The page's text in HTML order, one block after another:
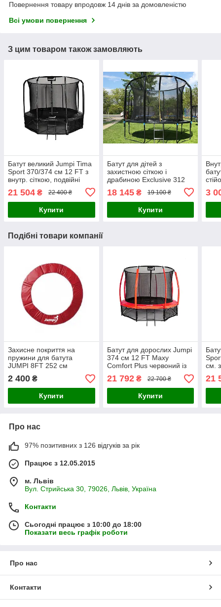
Повернення товару впродовж 14 днів за домовленістю
Всі умови повернення
З цим товаром також замовляють
Батут великий Jumpi Tima
Sport 370/374 см 12 FT з
внутр. сіткою, подвійні
21 504 ₴ 22 400 ₴
Купити
Батут для дітей з
захистною сіткою і
драбиною Exclusive 312
18 145₴ 19 100 ₴
Купити
3
Подібні товари компанії
Захисне покриття на
пружини для батута
JUMPI 8FT 252 см
2 400 ₴
Купити
Батут для дорослих Jumpi
374 см 12 FT Maxy
Comfort Plus червоний із
внутрішньою сіткою
21 792₴ 22 700 ₴
Купити
см.
21
Про нас
97% позитивних з 126 відгуків за рік
Працює з 12.05.2015
м. Львів
Вул. Стрийська 30, 79026, Львів, Україна
Контакти
Сьогодні працює з 10:00 до 18:00
Показати весь графік роботи
Про нас
Контакти